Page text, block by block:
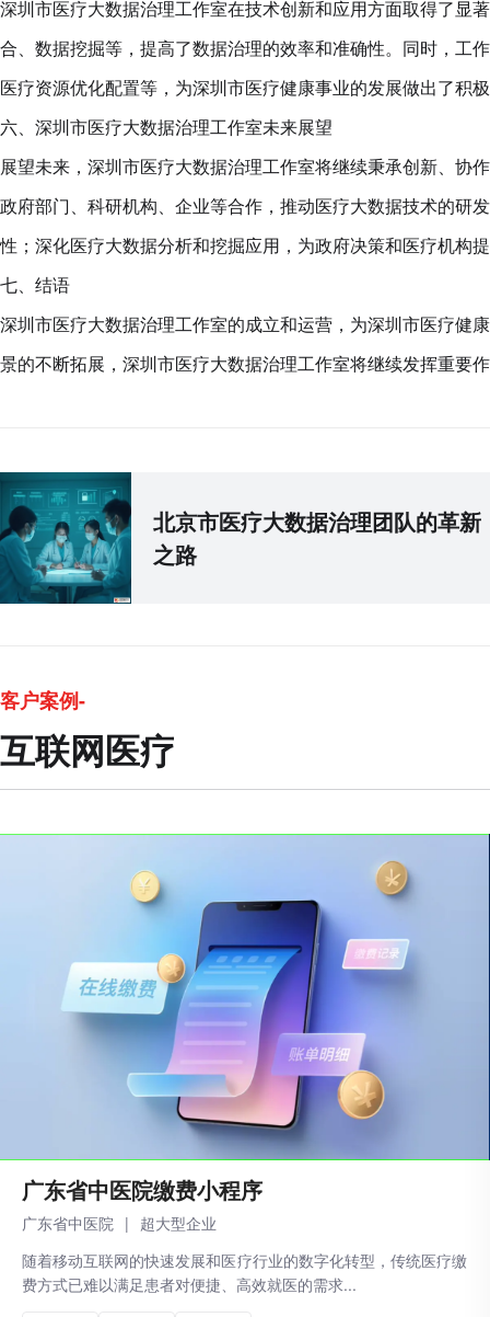
深圳市医疗大数据治理工作室在技术创新和应用方面取得了显
合、数据挖掘等，提高了数据治理的效率和准确性。同时，工
医疗资源优化配置等，为深圳市医疗健康事业的发展做出了积
六、深圳市医疗大数据治理工作室未来展望
展望未来，深圳市医疗大数据治理工作室将继续秉承创新、协
政府部门、科研机构、企业等合作，推动医疗大数据技术的研
性；深化医疗大数据分析和挖掘应用，为政府决策和医疗机构
七、结语
深圳市医疗大数据治理工作室的成立和运营，为深圳市医疗健
景的不断拓展，深圳市医疗大数据治理工作室将继续发挥重要
北京市医疗大数据治理团队的革新
之路
客户案例-
互联网医疗
‌广东省中医院缴费小程序
广东省中医院 | 超大型企业
随着移动互联网的快速发展和医疗行业的数字化转型，传统医疗缴
费方式已难以满足患者对便捷、高效就医的需求...